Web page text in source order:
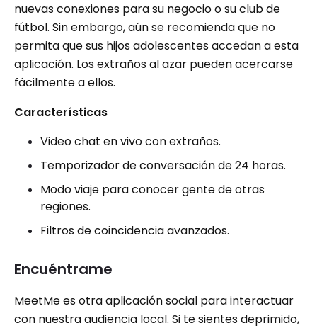
nuevas conexiones para su negocio o su club de
fútbol. Sin embargo, aún se recomienda que no
permita que sus hijos adolescentes accedan a esta
aplicación. Los extraños al azar pueden acercarse
fácilmente a ellos.
Características
Video chat en vivo con extraños.
Temporizador de conversación de 24 horas.
Modo viaje para conocer gente de otras
regiones.
Filtros de coincidencia avanzados.
Encuéntrame
MeetMe es otra aplicación social para interactuar
con nuestra audiencia local. Si te sientes deprimido,